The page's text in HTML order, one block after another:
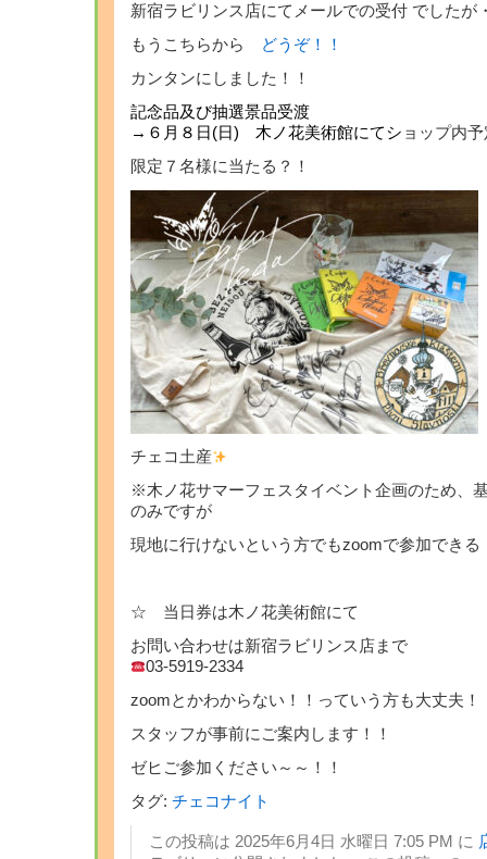
新宿ラビリンス店にてメールでの受付 でしたが
もうこちらから
どうぞ！！
カンタンにしました！！
記念品及び抽選景品受渡
→６月８日(日) 木ノ花美術館にてシ ョップ内
限定７名様に当たる？！
チェコ土産
※木ノ花サマーフェスタイベント企画のため、
のみですが
現地に行けないという方でもzoomで参加できる
☆ 当日券は木ノ花美術館にて
お問い合わせは新宿ラビリンス店まで
03-5919-2334
zoomとかわからない！！っていう方も大丈夫！
スタッフが事前にご案内します！！
ゼヒご参加ください～～！！
タグ: チェコナイト
この投稿は 2025年6月4日 水曜日 7:05 PM に